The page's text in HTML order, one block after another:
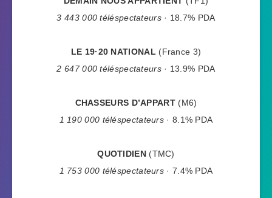
3 443 000 téléspectateurs· 18.7% PDA
LE 19·20 NATIONAL (France 3)
2 647 000 téléspectateurs· 13.9% PDA
CHASSEURS D’APPART (M6)
1 190 000 téléspectateurs · 8.1% PDA
QUOTIDIEN(TMC)
1 753 000 téléspectateurs · 7.4% PDA